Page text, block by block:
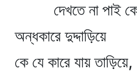
দেখতে না পাই
অন্ধকারে দুদ্দাড়িয়ে
কে যে কারে যায় তাড়িয়ে,